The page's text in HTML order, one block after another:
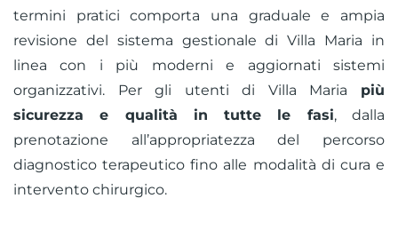
termini pratici comporta una graduale e ampia
revisione del sistema gestionale di Villa Maria in
linea con i più moderni e aggiornati sistemi
organizzativi. Per gli utenti di Villa Maria più
sicurezza e qualità in tutte le fasi, dalla
prenotazione all’appropriatezza del percorso
diagnostico terapeutico fino alle modalità di cura e
intervento chirurgico.